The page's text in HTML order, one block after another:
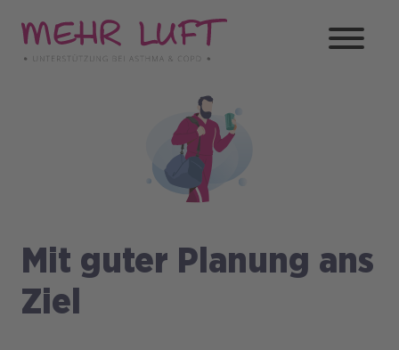
zum
Inhalt
Mit guter Planung ans
Ziel